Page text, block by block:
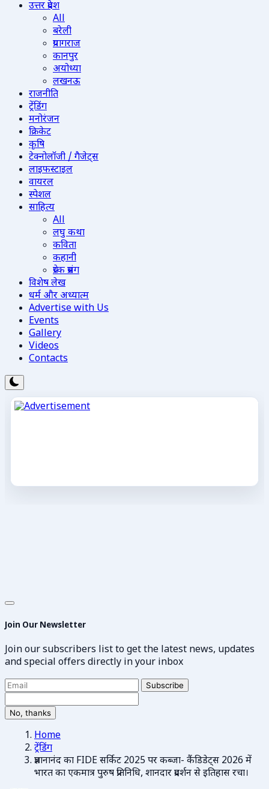
उत्तर प्रदेश
All
बरेली
प्रयागराज
कानपुर
अयोध्या
लखनऊ
राजनीति
ट्रेंडिंग
मनोरंजन
क्रिकेट
कृषि
टेक्नोलॉजी / गैजेट्स
लाइफस्टाइल
वायरल
स्पेशल
साहित्य
All
लघु कथा
कविता
कहानी
प्रेरक प्रसंग
विशेष लेख
धर्म और अध्यात्म
Advertise with Us
Events
Gallery
Videos
Contacts
Join Our Newsletter
Join our subscribers list to get the latest news, updates
and special offers directly in your inbox
Subscribe
No, thanks
Home
ट्रेंडिंग
प्रज्ञानानंद का FIDE सर्किट 2025 पर कब्जा- कैंडिडेट्स 2026 में
भारत का एकमात्र पुरुष प्रतिनिधि, शानदार प्रदर्शन से इतिहास रचा।